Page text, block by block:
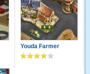
Youda Farmer